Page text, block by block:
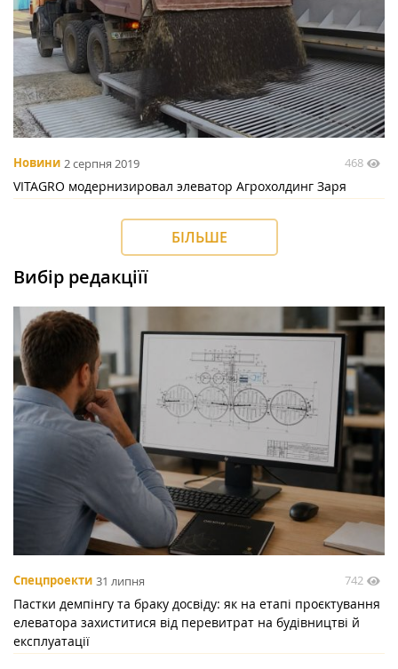
Новини 2 серпня 2019 468
VITAGRO модернизировал элеватор Агрохолдинг Заря
БІЛЬШЕ
Вибір редакціїї
Спецпроекти 31 липня 742
Пастки демпінгу та браку досвіду: як на етапі проєктування
елеватора захиститися від перевитрат на будівництві й
експлуатації